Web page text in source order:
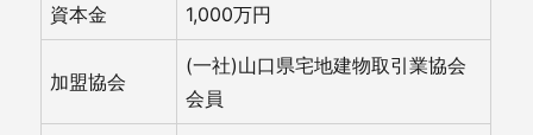
資本金 1,000万円
加盟協会
(一社)山口県宅地建物取引業協会
会員